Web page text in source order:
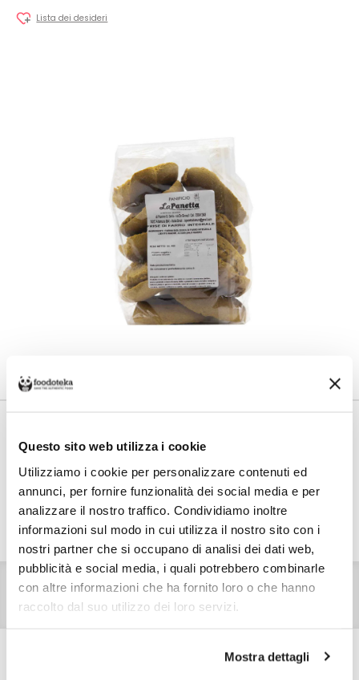
Questo sito web utilizza i cookie
Utilizziamo i cookie per personalizzare contenuti ed
annunci, per fornire funzionalità dei social media e per
analizzare il nostro traffico. Condividiamo inoltre
informazioni sul modo in cui utilizza il nostro sito con i
nostri partner che si occupano di analisi dei dati web,
pubblicità e social media, i quali potrebbero combinarle
con altre informazioni che ha fornito loro o che hanno
raccolto dal suo utilizzo dei loro servizi.
Mostra dettagli
Lista dei desideri
Per Panificio La Panetta è €6,00, gratuito da €38,00. Se continui ad
acquistare, ciò che spendi in più dopo gli €38,00 concorre a generare uno
ULTERIORI INFO DETTAGLI
VALORI NUTRIZIONALI
ALLERGENI
RECENSIONI
è un panificio storico in cui
l’attuale proprietario, porta avanti la tradizione di panificazione
avviata dal nonno e condotta poi dal padre.